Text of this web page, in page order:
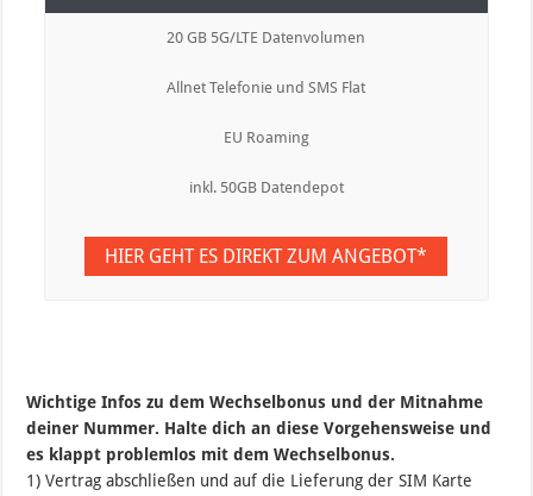
20 GB 5G/LTE Datenvolumen
Allnet Telefonie und SMS Flat
EU Roaming
inkl. 50GB Datendepot
HIER GEHT ES DIREKT ZUM ANGEBOT*
Wichtige Infos zu dem Wechselbonus und der Mitnahme
deiner Nummer. Halte dich an diese Vorgehensweise und
es klappt problemlos mit dem Wechselbonus.
1) Vertrag abschließen und auf die Lieferung der SIM Karte